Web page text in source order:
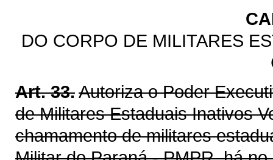
DO CORPO DE MILITARES
Art. 33.Autoriza o Poder
de Militares Estaduais Inativos
chamamento de militares